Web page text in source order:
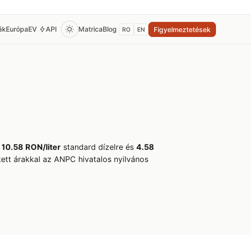
EurópaEV API MatricaBlog RO EN Figyelmeztetések
10.58 RON/liter standard dízelre és 4.58
árakkal az ANPC hivatalos nyilvános